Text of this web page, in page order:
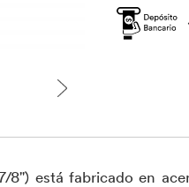
está fabricado en